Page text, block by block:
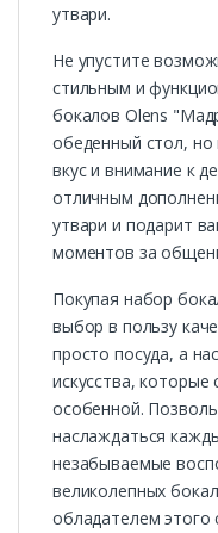
утвари.
Не упустите
стильным и
бокалов Olens
обеденный стол, но
вкус и внимание к
отличным
утвари и подарит
моментов за
Покупая набор
выбор в пользу
просто посуда, а
искусства,
особенной.
наслаждаться
незабываемые
великолепных
обладателем этого